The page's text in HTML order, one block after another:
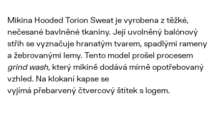
Mikina Hooded Torion Sweat je vyrobena z těžké,
nečesané bavlněné tkaniny. Její uvolněný balónový
střih se vyznačuje hranatým tvarem, spadlými rameny
a žebrovanými lemy. Tento model prošel procesem
grind wash, který mikině dodává mírně opotřebovaný
vzhled. Na klokaní kapse se
vyjímá přebarvený čtvercový štítek s logem.